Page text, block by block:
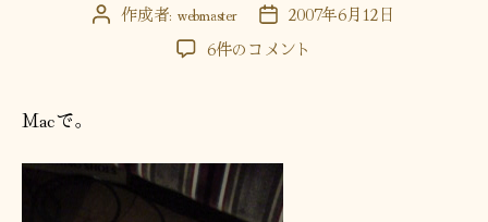
投 作成者: webmaster
投
稿
日
2007年6月12日
さ
窓
を
開
6件のコメント
Macで。